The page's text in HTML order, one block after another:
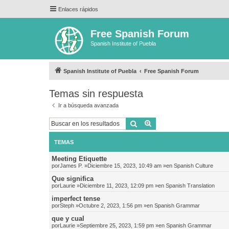
Enlaces rápidos
Free Spanish Forum
Spanish Institute of Puebla
Spanish Institute of Puebla Free Spanish Forum
Temas sin respuesta
Ir a búsqueda avanzada
Buscar
TEMAS
Meeting Etiquette
porJames P. »Diciembre 15, 2023, 10:49 am »en Spanish Culture
Que significa
porLaurie »Diciembre 11, 2023, 12:09 pm »en Spanish Translation
imperfect tense
porSteph »Octubre 2, 2023, 1:56 pm »en Spanish Grammar
que y cual
porLaurie »Septiembre 25, 2023, 1:59 pm »en Spanish Grammar